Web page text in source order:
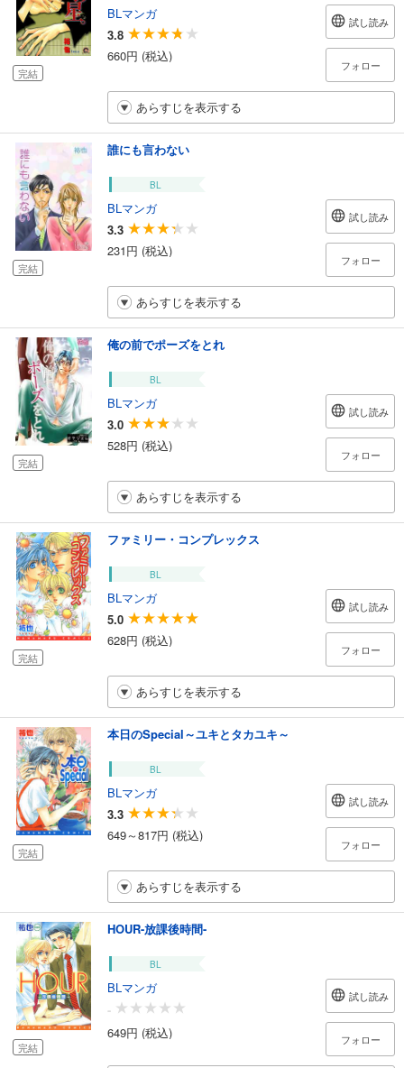
完結
BLマンガ
3.8
660円 (税込)
試し読み
フォロー
あらすじを表示する
完結
誰にも言わない
BL
BLマンガ
3.3
231円 (税込)
試し読み
フォロー
あらすじを表示する
完結
俺の前でポーズをとれ
BL
BLマンガ
3.0
528円 (税込)
試し読み
フォロー
あらすじを表示する
完結
ファミリー・コンプレックス
BL
BLマンガ
5.0
628円 (税込)
試し読み
フォロー
あらすじを表示する
完結
本日のSpecial～ユキとタカユキ～
BL
BLマンガ
3.3
649～817円 (税込)
試し読み
フォロー
あらすじを表示する
完結
HOUR-放課後時間-
BL
BLマンガ
-
649円 (税込)
試し読み
フォロー